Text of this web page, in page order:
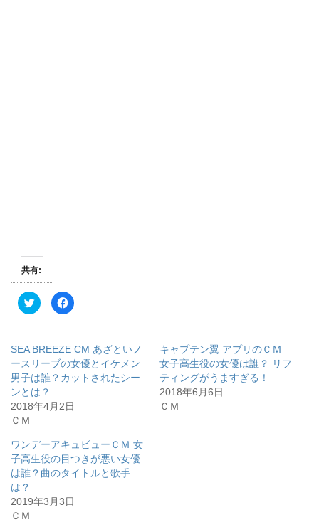
共有:
ク
リ
て
T
w
i
t
t
e
r
で
新
し
い
ウ
ィ
ド
ウ
F
a
o
o
k
で
共
有
る
に
ッ
ク
し
て
く
さ
い
SEA BREEZE CM あざといノ
ースリーブの女優とイケメン
男子は誰？カットされたシー
ンとは？
2018年4月2日
ＣＭ
キャプテン翼 アプリのＣＭ
女子高生役の女優は誰？ リフ
ティングがうますぎる！
2018年6月6日
ＣＭ
ワンデーアキュビューＣＭ 女
子高生役の目つきが悪い女優
は誰？曲のタイトルと歌手
は？
2019年3月3日
ＣＭ